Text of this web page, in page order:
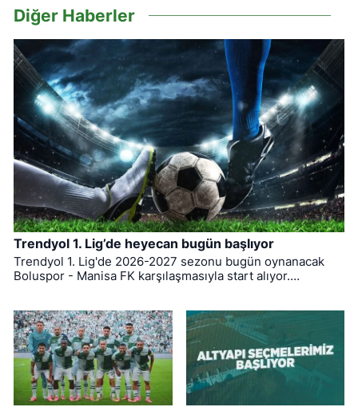
Diğer Haberler
Trendyol 1. Lig’de heyecan bugün başlıyor
Trendyol 1. Lig'de 2026-2027 sezonu bugün oynanacak
Boluspor - Manisa FK karşılaşmasıyla start alıyor.